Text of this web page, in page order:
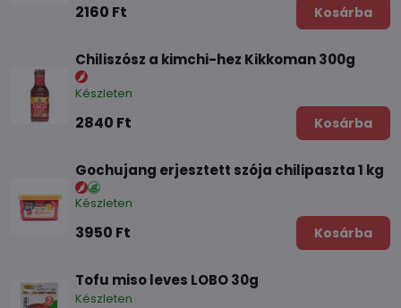
2160 Ft Kosárba
Chiliszósz a kimchi-hez Kikkoman 300g
Készleten
2840 Ft Kosárba
Gochujang erjesztett szója chilipaszta 1 kg
Készleten
3950 Ft Kosárba
Tofu miso leves LOBO 30g
Készleten